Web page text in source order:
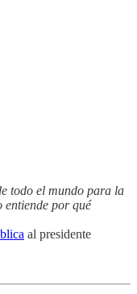
todo el mundo para la
entiende por qué
al presidente